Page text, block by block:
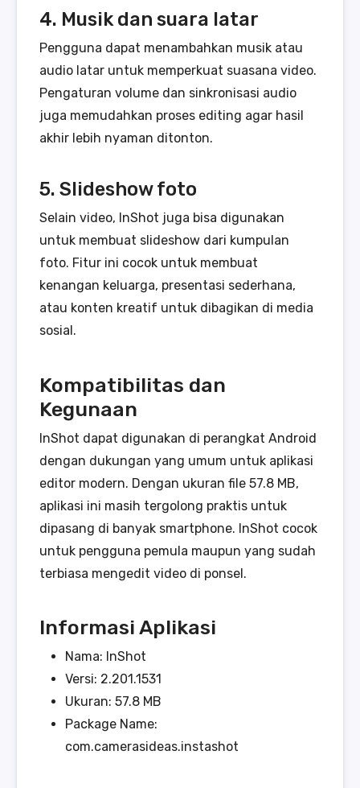
4. Musik dan suara latar
Pengguna dapat menambahkan musik atau
audio latar untuk memperkuat suasana video.
Pengaturan volume dan sinkronisasi audio
juga memudahkan proses editing agar hasil
akhir lebih nyaman ditonton.
5. Slideshow foto
Selain video, InShot juga bisa digunakan
untuk membuat slideshow dari kumpulan
foto. Fitur ini cocok untuk membuat
kenangan keluarga, presentasi sederhana,
atau konten kreatif untuk dibagikan di media
sosial.
Kompatibilitas dan
Kegunaan
InShot dapat digunakan di perangkat Android
dengan dukungan yang umum untuk aplikasi
editor modern. Dengan ukuran file 57.8 MB,
aplikasi ini masih tergolong praktis untuk
dipasang di banyak smartphone. InShot cocok
untuk pengguna pemula maupun yang sudah
terbiasa mengedit video di ponsel.
Informasi Aplikasi
Nama: InShot
Versi: 2.201.1531
Ukuran: 57.8 MB
Package Name:
com.camerasideas.instashot